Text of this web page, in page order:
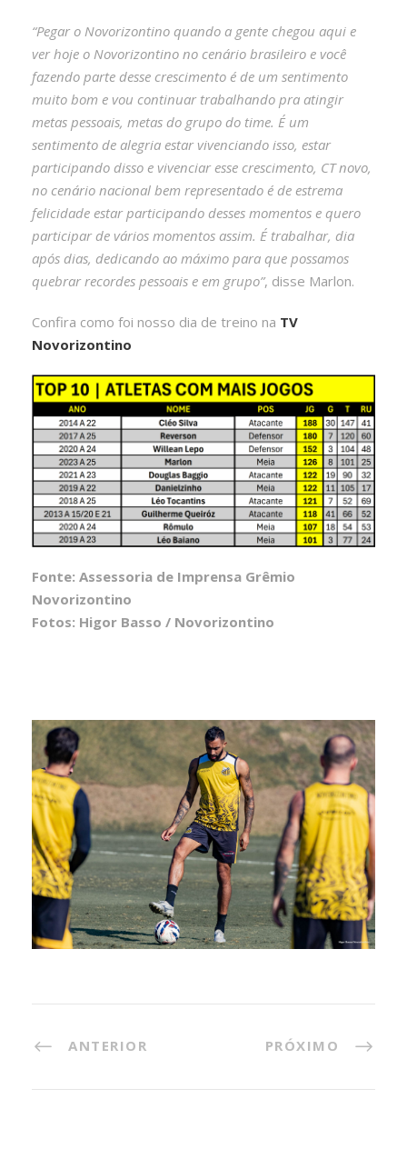
“Pegar o Novorizontino quando a gente chegou aqui e
ver hoje o Novorizontino no cenário brasileiro e você
fazendo parte desse crescimento é de um sentimento
muito bom e vou continuar trabalhando pra atingir
metas pessoais, metas do grupo do time. É um
sentimento de alegria estar vivenciando isso, estar
participando disso e vivenciar esse crescimento, CT novo,
no cenário nacional bem representado é de estrema
felicidade estar participando desses momentos e quero
participar de vários momentos assim. É trabalhar, dia
após dias, dedicando ao máximo para que possamos
quebrar recordes pessoais e em grupo”, disse Marlon.
Confira como foi nosso dia de treino na TV
Novorizontino
Fonte: Assessoria de Imprensa Grêmio
Novorizontino
Fotos: Higor Basso / Novorizontino
ANTERIOR PRÓXIMO